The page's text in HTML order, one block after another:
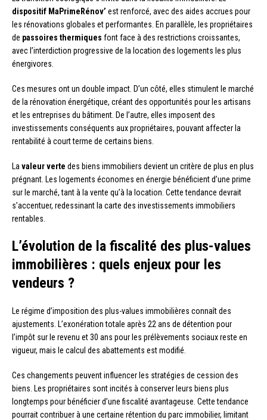
dispositif MaPrimeRénov’ est renforcé, avec des aides accrues pour
les rénovations globales et performantes. En parallèle, les propriétaires
de passoires thermiques font face à des restrictions croissantes,
avec l’interdiction progressive de la location des logements les plus
énergivores.
Ces mesures ont un double impact. D’un côté, elles stimulent le marché
de la rénovation énergétique, créant des opportunités pour les artisans
et les entreprises du bâtiment. De l’autre, elles imposent des
investissements conséquents aux propriétaires, pouvant affecter la
rentabilité à court terme de certains biens.
La valeur verte des biens immobiliers devient un critère de plus en plus
prégnant. Les logements économes en énergie bénéficient d’une prime
sur le marché, tant à la vente qu’à la location. Cette tendance devrait
s’accentuer, redessinant la carte des investissements immobiliers
rentables.
L’évolution de la fiscalité des plus-values
immobilières : quels enjeux pour les
vendeurs ?
Le régime d’imposition des plus-values immobilières connaît des
ajustements. L’exonération totale après 22 ans de détention pour
l’impôt sur le revenu et 30 ans pour les prélèvements sociaux reste en
vigueur, mais le calcul des abattements est modifié.
Ces changements peuvent influencer les stratégies de cession des
biens. Les propriétaires sont incités à conserver leurs biens plus
longtemps pour bénéficier d’une fiscalité avantageuse. Cette tendance
pourrait contribuer à une certaine rétention du parc immobilier, limitant